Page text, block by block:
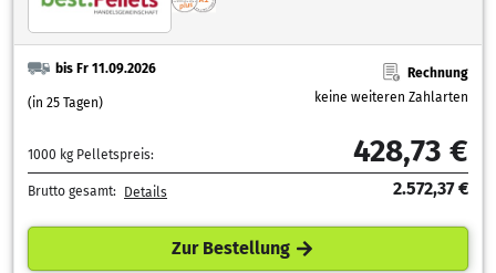
bis Fr 11.09.2026
(in 25 Tagen)
Rechnung
keine weiteren Zahlarten
1000 kg Pelletspreis: 428,73 €
Brutto gesamt: Details 2.572,37 €
Zur Bestellung